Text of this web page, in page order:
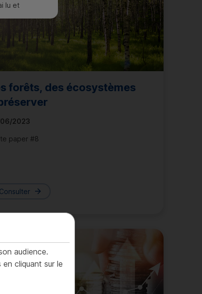
forêts, des écosystèmes
2023
paper #8
Consulter
lu et
audience.
cliquant sur le